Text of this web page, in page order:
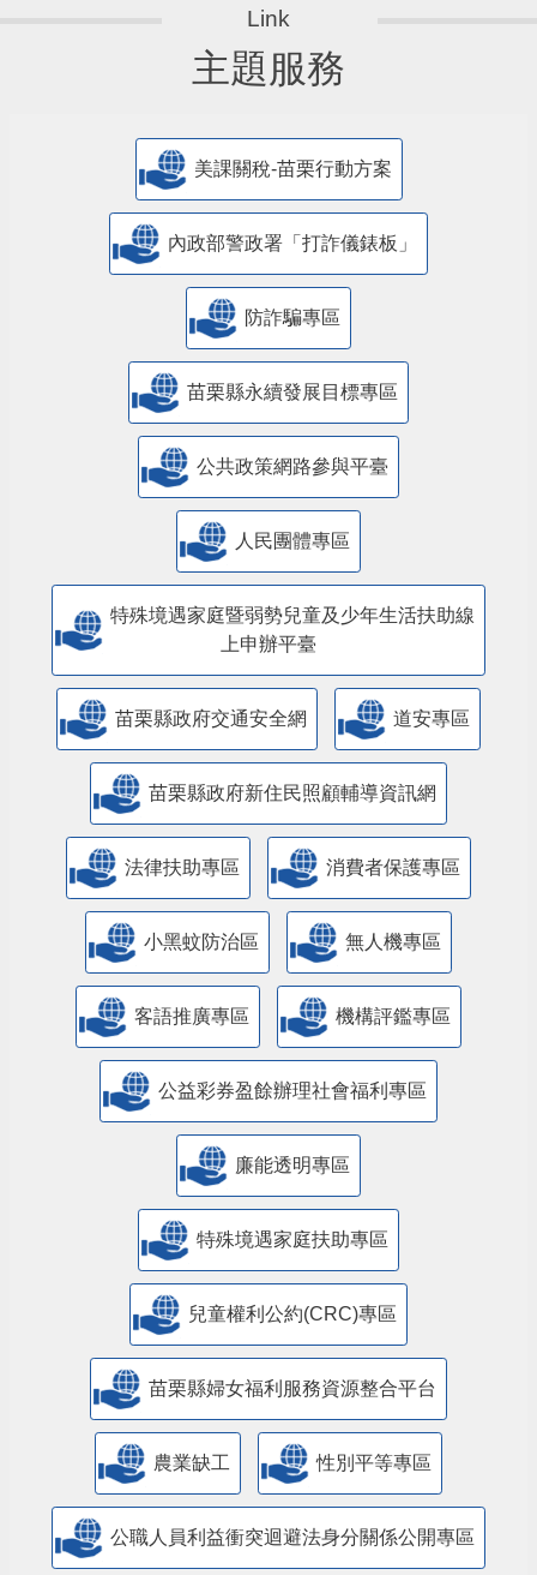
主題服務
美課關稅-苗栗行動方案
內政部警政署「打詐儀錶板」
防詐騙專區
苗栗縣永續發展目標專區
公共政策網路參與平臺
人民團體專區
特殊境遇家庭暨弱勢兒童及少年生活扶助線
上申辦平臺
苗栗縣政府交通安全網 道安專區
苗栗縣政府新住民照顧輔導資訊網
法律扶助專區 消費者保護專區
小黑蚊防治區 無人機專區
客語推廣專區 機構評鑑專區
公益彩券盈餘辦理社會福利專區
廉能透明專區
特殊境遇家庭扶助專區
兒童權利公約(CRC)專區
苗栗縣婦女福利服務資源整合平台
農業缺工 性別平等專區
公職人員利益衝突迴避法身分關係公開專區